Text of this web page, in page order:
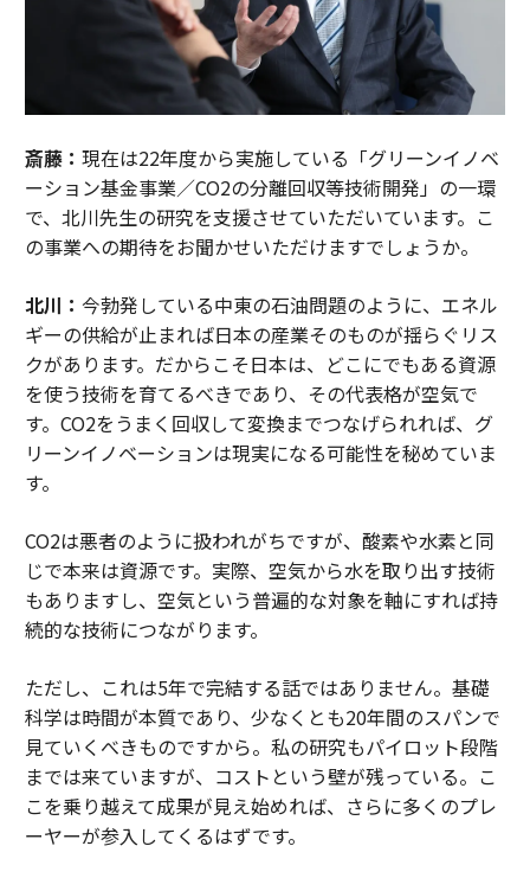
斎藤： 現在は22年度から実施している「グリーンイノベ
ーション基金事業／CO2の分離回収等技術開発」の一環
で、北川先生の研究を支援させていただいています。こ
の事業への期待をお聞かせいただけますでしょうか。
北川： 今勃発している中東の石油問題のように、エネル
ギーの供給が止まれば日本の産業そのものが揺らぐリス
クがあります。だからこそ日本は、どこにでもある資源
を使う技術を育てるべきであり、その代表格が空気で
す。CO2をうまく回収して変換までつなげられれば、グ
リーンイノベーションは現実になる可能性を秘めていま
す。
CO2は悪者のように扱われがちですが、酸素や水素と同
じで本来は資源です。実際、空気から水を取り出す技術
もありますし、空気という普遍的な対象を軸にすれば持
続的な技術につながります。
ただし、これは5年で完結する話ではありません。基礎
科学は時間が本質であり、少なくとも20年間のスパンで
見ていくべきものですから。私の研究もパイロット段階
までは来ていますが、コストという壁が残っている。こ
こを乗り越えて成果が見え始めれば、さらに多くのプレ
ーヤーが参入してくるはずです。